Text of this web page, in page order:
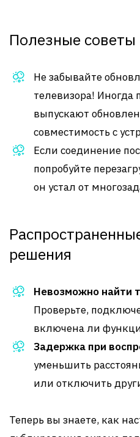
Полезные советы
Не забывайте
телевизора! Иногда
выпускают
совместимость с
Если соединение
попробуйте
он устал от
решения
Невозможно найти
Проверьте,
включена ли
Задержка при
уменьшить
или отключить
Теперь вы знаете, как